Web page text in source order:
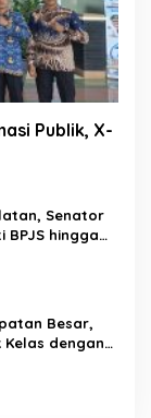
Publik, X-
Senator
hingga
Besar,
Kelas dengan